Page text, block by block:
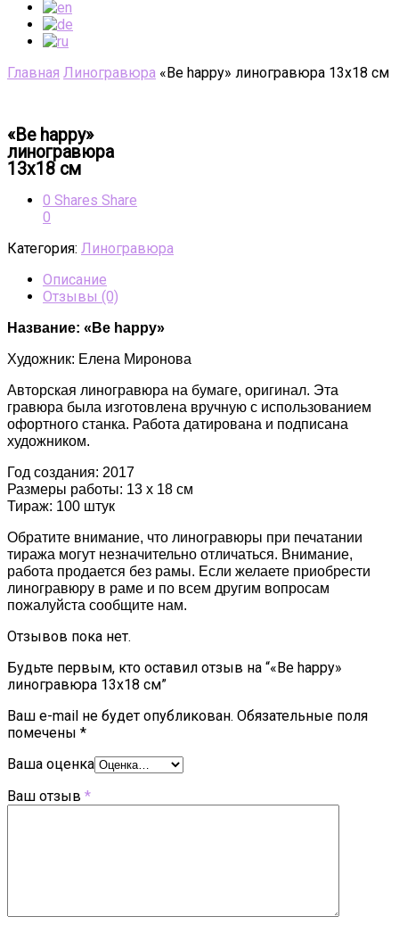
Главная Линогравюра «Be happy» линогравюра 13х18 см
«Be happy»
линогравюра
13х18 см
0 Shares Share
0
Категория: Линогравюра
Описание
Отзывы (0)
Название: «Be happy»
Художник: Елена Миронова
Авторская линогравюра на бумаге, оригинал. Эта
гравюра была изготовлена вручную с использованием
офортного станка. Работа датирована и подписана
художником.
Год создания: 2017
Размеры работы: 13 х 18 см
Тираж: 100 штук
Обратите внимание, что линогравюры при печатании
тиража могут незначительно отличаться. Внимание,
работа продается без рамы. Если желаете приобрести
линогравюру в раме и по всем другим вопросам
пожалуйста сообщите нам.
Отзывов пока нет.
Будьте первым, кто оставил отзыв на “«Be happy»
линогравюра 13х18 см”
Ваш e-mail не будет опубликован. Обязательные поля
помечены *
Ваша оценка
Ваш отзыв *